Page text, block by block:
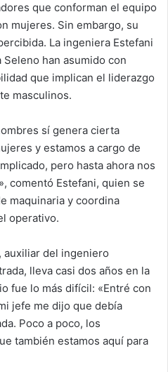
que conforman el equipo
mujeres. Sin embargo, su
La ingeniera Estefani
han asumido con
que implican el liderazgo
masculinos.
sí genera cierta
y estamos a cargo de
pero hasta ahora nos
comentó Estefani, quien se
maquinaria y coordina
operativo.
auxiliar del ingeniero
lleva casi dos años en la
fue lo más difícil: «Entré con
jefe me dijo que debía
Poco a poco, los
también estamos aquí para